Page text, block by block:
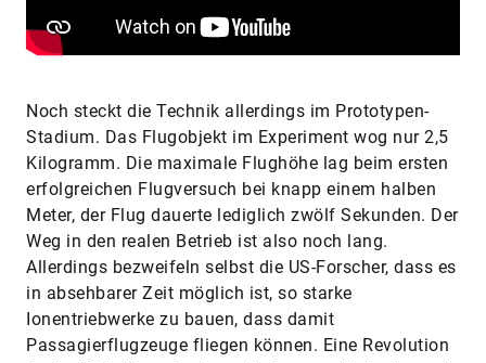
Noch steckt die Technik allerdings im Prototypen-
Stadium. Das Flugobjekt im Experiment wog nur 2,5
Kilogramm. Die maximale Flughöhe lag beim ersten
erfolgreichen Flugversuch bei knapp einem halben
Meter, der Flug dauerte lediglich zwölf Sekunden. Der
Weg in den realen Betrieb ist also noch lang.
Allerdings bezweifeln selbst die US-Forscher, dass es
in absehbarer Zeit möglich ist, so starke
Ionentriebwerke zu bauen, dass damit
Passagierflugzeuge fliegen können. Eine Revolution